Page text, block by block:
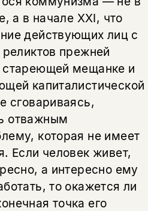
а в начале XXI, что
действующих лиц с
прежней
мещанке и
капиталистической
сговариваясь,
отважным
которая не имеет
Если человек живет,
а интересно ему
то окажется ли
точка его